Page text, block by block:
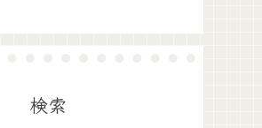
検索